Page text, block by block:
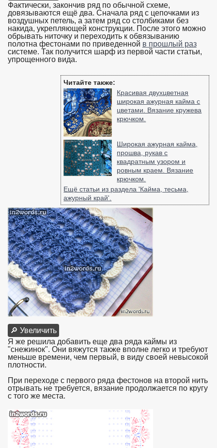
Фактически, закончив ряд по обычной схеме,
довязываются ещё два. Сначала ряд с цепочками из
воздушных петель, а затем ряд со столбиками без
накида, укрепляющей конструкции. После этого можно
обрывать ниточку и переходить к обвязыванию
полотна фестонами по приведенной в прошлый раз
системе. Так получится шарф из первой части статьи,
упрощенного вида.
Читайте также:
Красивая двухцветная
широкая ажурная кайма с
цветами. Вязание кружева
крючком.
Широкая ажурная кайма,
прошва, рукав с
квадратным узором и
ровным краем. Вязание
крючком.
Ещё статьи из раздела 'Кайма, тесьма,
ажурный край'.
🔎 Увеличить
Я же решила добавить еще два ряда каймы из
"снежинок". Они вяжутся также вполне легко и требуют
меньше времени, чем первый, в виду своей невысокой
плотности.
При переходе с первого ряда фестонов на второй нить
отрывать не требуется, вязание продолжается по кругу
с того же места.